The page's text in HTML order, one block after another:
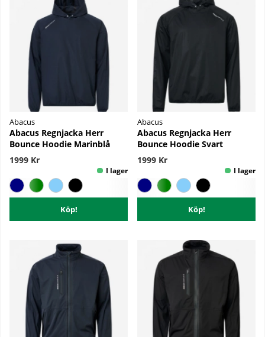
Abacus
Abacus Regnjacka Herr
Bounce Hoodie Marinblå
1999 Kr
Köp!
Abacus
Abacus Regnjacka Herr
Bounce Hoodie Svart
1999 Kr
Köp!